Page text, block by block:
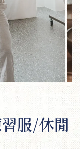
服/休閒